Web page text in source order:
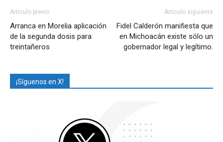
Artículo previo
Arranca en Morelia aplicación
de la segunda dosis para
treintañeros
Artículo siguiente
Fidel Calderón manifiesta que
en Michoacán existe sólo un
gobernador legal y legítimo.
¡Síguenos en X!